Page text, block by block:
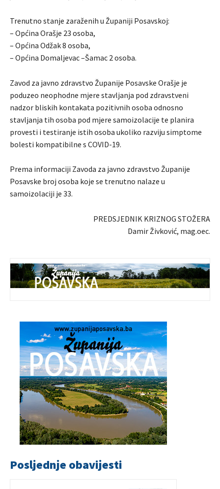
Trenutno stanje zaraženih u Županiji Posavskoj:
– Općina Orašje 23 osoba,
– Općina Odžak 8 osoba,
– Općina Domaljevac –Šamac 2 osoba.
Zavod za javno zdravstvo Županije Posavske Orašje je
poduzeo neophodne mjere stavljanja pod zdravstveni
nadzor bliskih kontakata pozitivnih osoba odnosno
stavljanja tih osoba pod mjere samoizolacije te planira
provesti i testiranje istih osoba ukoliko razviju simptome
bolesti kompatibilne s COVID-19.
Prema informaciji Zavoda za javno zdravstvo Županije
Posavske broj osoba koje se trenutno nalaze u
samoizolaciji je 33.
PREDSJEDNIK KRIZNOG STOŽERA
Damir Živković, mag.oec.
Posljednje obavijesti